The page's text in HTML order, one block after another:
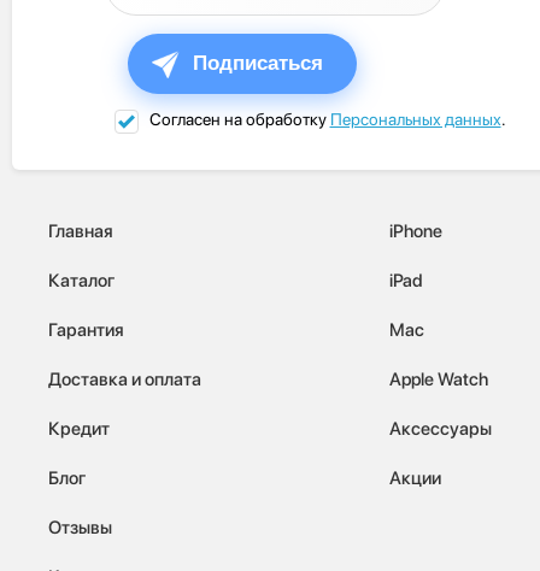
Подписаться
Согласен на обработку Персональных данных.
Главная
Каталог
Гарантия
Доставка и оплата
Кредит
Блог
Отзывы
iPhone
iPad
Mac
Apple Watch
Аксессуары
Акции